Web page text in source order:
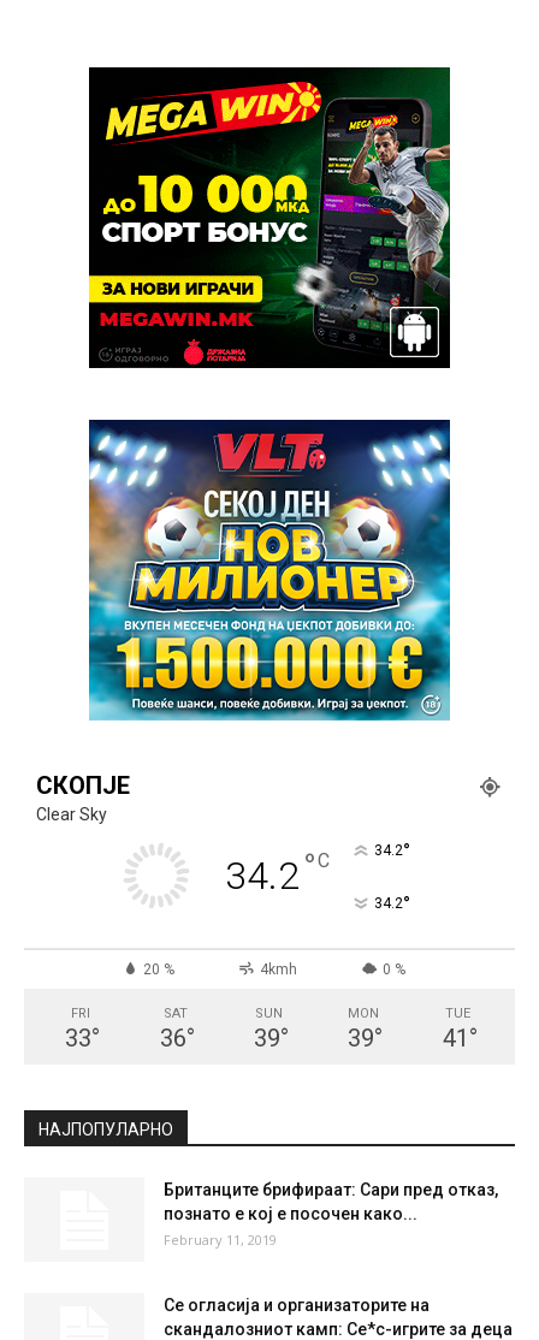
СКОПЈЕ
Clear Sky
34.2°C 34.2°
34.2°
20 % 4kmh 0 %
FRI
33°
SAT
36°
SUN
39°
MON
39°
TUE
41 °
НАЈПОПУЛАРНО
Британците брифираат: Сари пред отказ,
познато е кој е посочен како...
February 11, 2019
Се огласија и организаторите на
скандалозниот камп: Се*с-игрите за деца